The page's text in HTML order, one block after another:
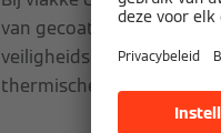
van gecoat plaatstaal,
veiligheidsglas. Een
thermische isolatie van